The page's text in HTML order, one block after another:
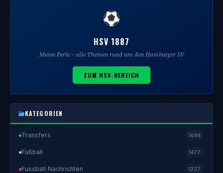
HSV 1887
Meine Perle – alle Themen rund um den Hamburger SV
ZUM HSV-BEREICH
KATEGORIEN
Transfers 1694
Fußball 1477
Fussball Nachrichten 1237